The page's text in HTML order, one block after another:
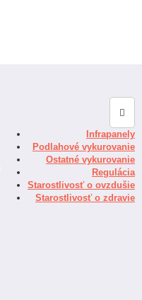
Infrapanely
Podlahové vykurovanie
Ostatné vykurovanie
Regulácia
Starostlivosť o ovzdušie
Starostlivosť o zdravie